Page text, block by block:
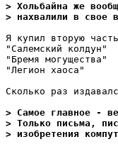
> Хольбайна же
> нахвалили в
Я купил вторую
"Салемский колдун"
"Бремя могущества"
"Легион хаоса"
Сколько раз
> Самое главное -
> Только письма,
> изобретения